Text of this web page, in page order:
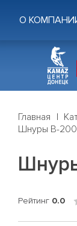
О
Главная
Шнуры В-
Рейтинг 0.0